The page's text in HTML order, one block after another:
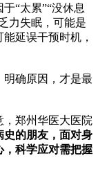
“太累”“没休息
力失眠，可能是
延误干预时机，
确原因，才是最
郑州华医大医院
史的朋友，面对身
，科学应对需把握